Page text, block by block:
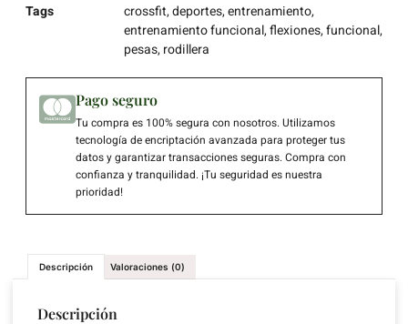
Tags
crossfit,deportes,entrenamiento,
entrenamiento funcional,flexiones,funcional,
pesas,rodillera
Pago seguro
Tu compra es 100% segura con nosotros. Utilizamos
tecnología de encriptación avanzada para proteger tus
datos y garantizar transacciones seguras. Compra con
confianza y tranquilidad. ¡Tu seguridad es nuestra
prioridad!
Descripción Valoraciones (0)
Descripción